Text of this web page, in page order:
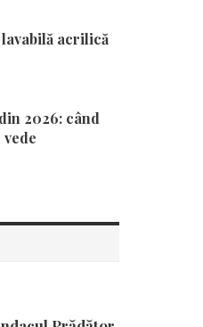
lavabilă acrilică
2026: când